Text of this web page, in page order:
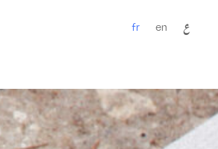
fr en ع